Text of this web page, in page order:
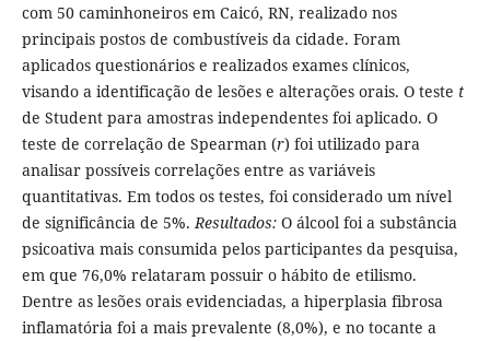
com 50 caminhoneiros em Caicó, RN, realizado nos
principais postos de combustíveis da cidade. Foram
aplicados questionários e realizados exames clínicos,
visando a identificação de lesões e alterações orais. O teste t
de Student para amostras independentes foi aplicado. O
teste de correlação de Spearman (r) foi utilizado para
analisar possíveis correlações entre as variáveis
quantitativas. Em todos os testes, foi considerado um nível
de significância de 5%. Resultados:O álcool foi a substância
psicoativa mais consumida pelos participantes da pesquisa,
em que 76,0% relataram possuir o hábito de etilismo.
Dentre as lesões orais evidenciadas, a hiperplasia fibrosa
inflamatória foi a mais prevalente (8,0%), e no tocante a